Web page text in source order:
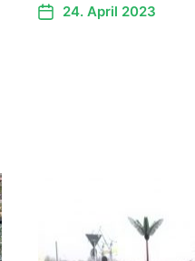
24. April 2023